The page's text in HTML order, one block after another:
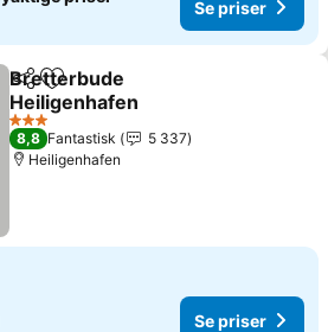
Se priser
Del Legg til i favoritter
Bretterbude
Heiligenhafen
3 Stjerner
8,8 Fantastisk
5 337
Heiligenhafen
Se priser